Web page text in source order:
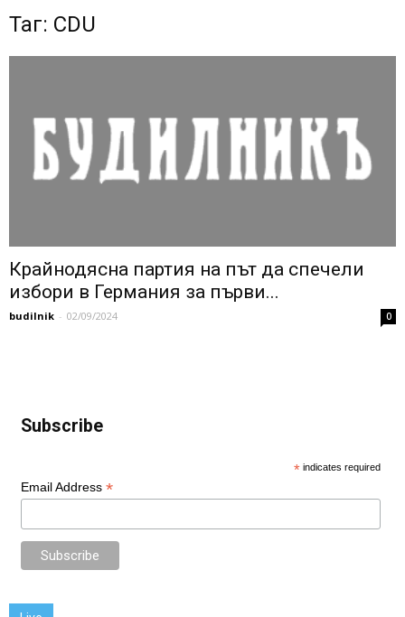
Таг: CDU
Крайнодясна партия на път да спечели
избори в Германия за първи...
budilnik - 02/09/2024 0
Subscribe
* indicates required
Email Address *